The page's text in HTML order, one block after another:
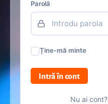
Parolă
Ține-mă minte
Intră în cont
Nu ai cont?